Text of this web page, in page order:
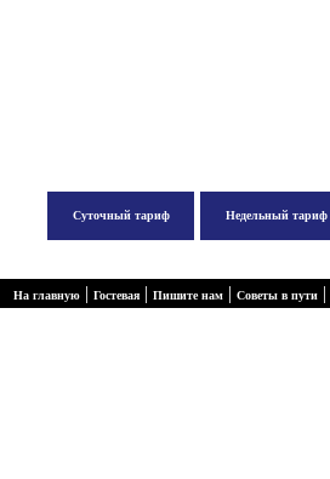
Суточный тариф Недельный тариф
На главную | Гостевая | Пишите нам | Советы в пути |